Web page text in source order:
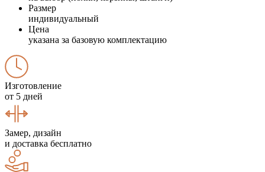
Размер
индивидуальный
Цена
указана за базовую комплектацию
Изготовление
от 5 дней
Замер, дизайн
и доставка бесплатно